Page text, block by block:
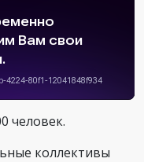
человек.
коллективы